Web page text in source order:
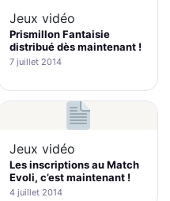
Jeux vidéo
Prismillon Fantaisie
distribué dès maintenant !
7 juillet 2014
Jeux vidéo
Les inscriptions au Match
Evoli, c’est maintenant !
4 juillet 2014